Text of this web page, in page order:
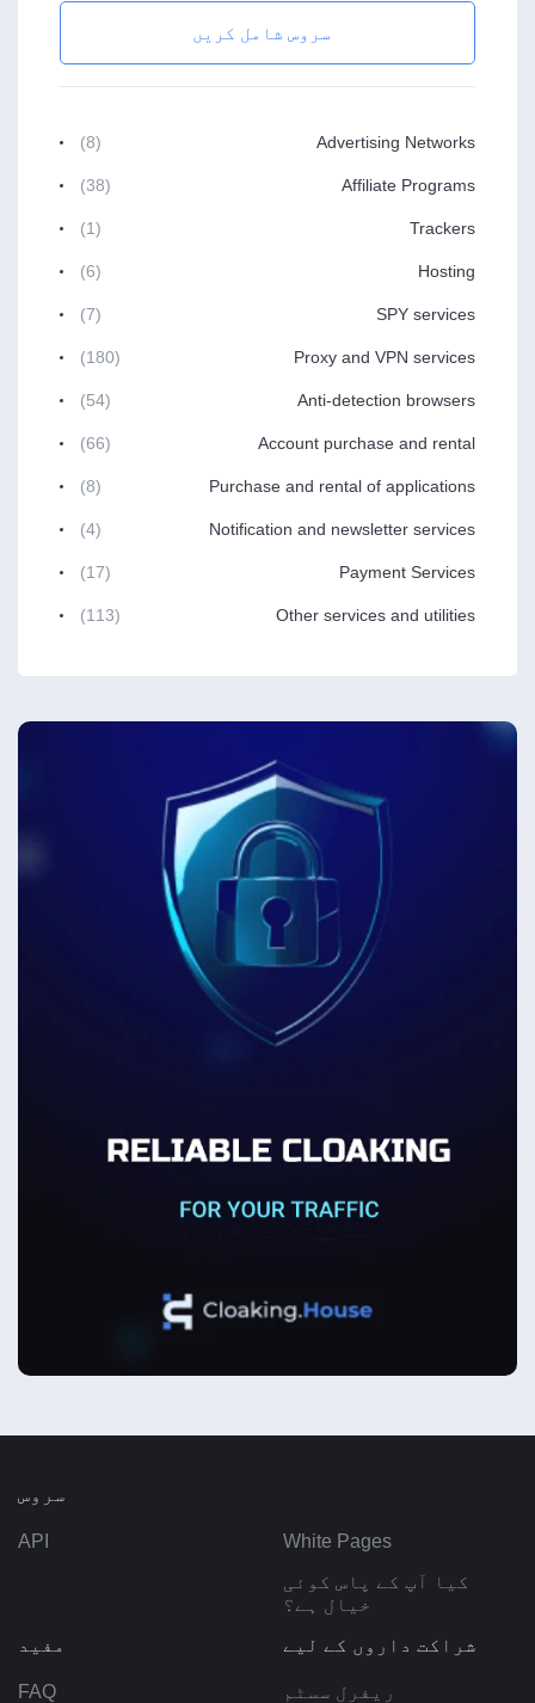
سروس شامل کریں
Advertising Networks
(8)
Affiliate Programs
(38)
Trackers
(1)
Hosting
(6)
SPY services
(7)
Proxy and VPN services
(180)
Anti-detection browsers
(54)
Account purchase and rental
(66)
Purchase and rental of applications
(8)
Notification and newsletter services
(4)
Payment Services
(17)
Other services and utilities
(113)
سروس
White Pages
API
کیا آپ کے پاس کوئی
خیال ہے؟
شراکت داروں کے لیے
ریفرل سسٹم
مفید
FAQ